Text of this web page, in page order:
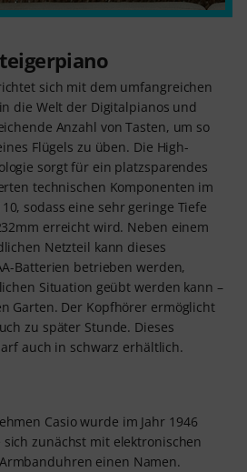
sich mit dem umfangreichen
die Welt der Digitalpianos und
Anzahl von Tasten, um so
Flügels zu üben. Die High-
sorgt für ein platzsparendes
technischen Komponenten im
sodass eine sehr geringe Tiefe
erreicht wird. Neben einem
Netzteil kann dieses
Batterien betrieben werden,
Situation geübt werden kann –
Garten. Der Kopfhörer ermöglicht
zu später Stunde. Dieses
auch in schwarz erhältlich.
Casio wurde im Jahr 1946
zunächst mit elektronischen
einen Namen.